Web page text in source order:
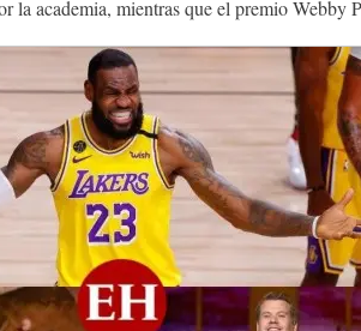
la academia, mientras que el premio Webby